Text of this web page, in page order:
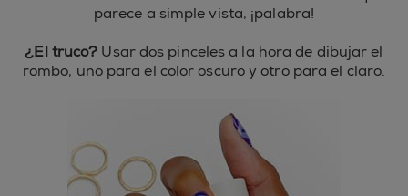
parece a simple vista, ¡palabra!
¿El truco? Usar dos pinceles a la hora de dibujar el
rombo, uno para el color oscuro y otro para el claro.